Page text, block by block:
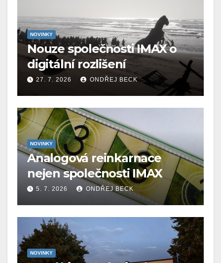
NOVINKY
Nouze společnosti IMAX o
digitální rozlišení
27. 7. 2026 ONDŘEJ BECK
NOVINKY
Analogová reinkarnace
nejen společnosti IMAX
5. 7. 2026 ONDŘEJ BECK
NOVINKY